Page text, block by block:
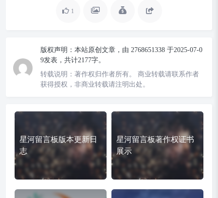
1
版权声明： 本站原创文章，由 2768651338 于2025-07-0
9发表，共计2177字。
转载说明： 著作权归作者所有。 商业转载请联系作者
获得授权，非商业转载请注明出处。
星河留言板版本更新日
志
星河留言板著作权证书
展示